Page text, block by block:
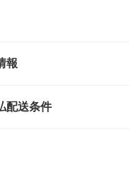
報
配送条件